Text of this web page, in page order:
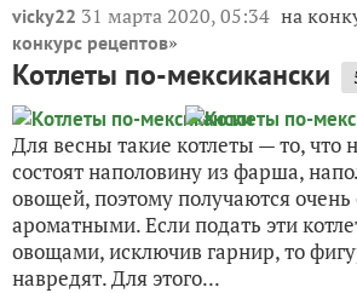
vicky22 31 марта 2020, 05:34 на
конкурс рецептов»
Котлеты по-мексикански
Для весны такие котлеты — то, что
состоят наполовину из фарша,
овощей, поэтому получаются
ароматными. Если подать эти
овощами, исключив гарнир, то
навредят. Для этого...